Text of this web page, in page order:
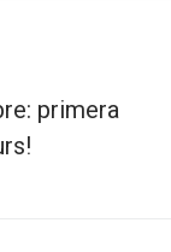
primera